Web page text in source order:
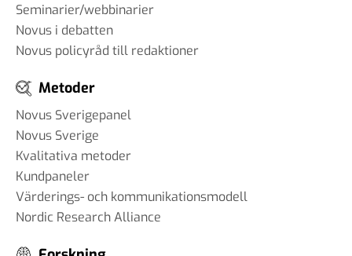
Seminarier/webbinarier
Novus i debatten
Novus policyråd till redaktioner
Metoder
Novus Sverigepanel
Novus Sverige
Kvalitativa metoder
Kundpaneler
Värderings- och kommunikationsmodell
Nordic Research Alliance